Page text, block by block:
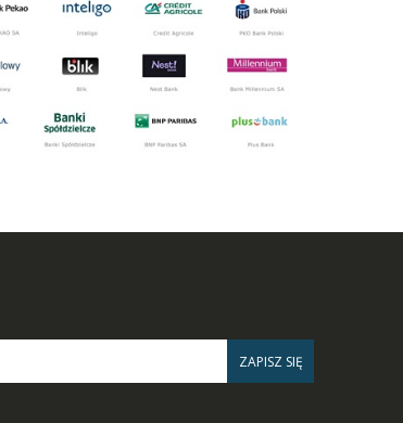
ZAPISZ SIĘ